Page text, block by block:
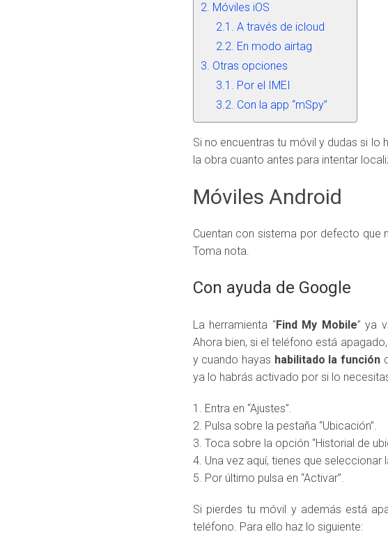
Móviles iOS
A través de icloud
En modo airtag
Otras opciones
Por el IMEI
Con la app “mSpy”
Si no encuentras tu móvil y dudas si
la obra cuanto antes para intentar
Móviles Android
Cuentan con sistema por defecto que
Toma nota.
Con ayuda de Google
La herramienta “Find My Mobile” ya
Ahora bien, si el teléfono está
y cuando hayas habilitado la función
ya lo habrás activado por si lo
1. Entra en “Ajustes”.
2. Pulsa sobre la pestaña “Ubicación”.
3. Toca sobre la opción “Historial de
4. Una vez aquí, tienes que seleccionar
5. Por último pulsa en “Activar”.
Si pierdes tu móvil y además está
teléfono. Para ello haz lo siguiente: